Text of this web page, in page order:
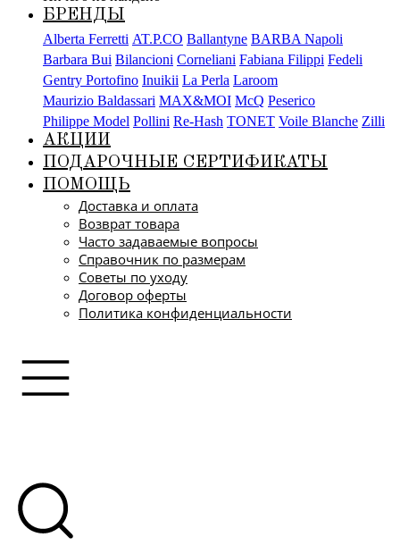
БРЕНДЫ
Alberta Ferretti AT.P.CO Ballantyne BARBA Napoli
Barbara Bui Bilancioni Corneliani Fabiana Filippi Fedeli
Gentry Portofino Inuikii La Perla Laroom
Maurizio Baldassari MAX&MOI McQ Peserico
Philippe Model Pollini Re-Hash TONET Voile Blanche Zilli
АКЦИИ
ПОДАРОЧНЫЕ СЕРТИФИКАТЫ
ПОМОЩЬ
Доставка и оплата
Возврат товара
Часто задаваемые вопросы
Справочник по размерам
Советы по уходу
Договор оферты
Политика конфиденциальности